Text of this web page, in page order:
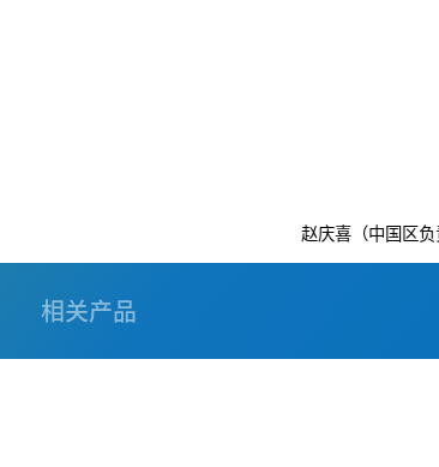
赵庆喜（中国区负责人）：
相关产品